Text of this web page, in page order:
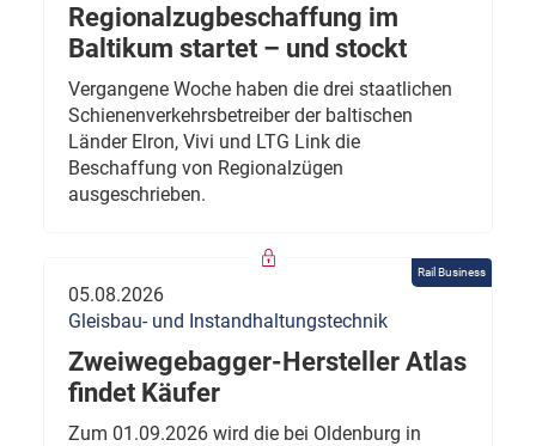
Regionalzugbeschaffung im
Baltikum startet – und stockt
Vergangene Woche haben die drei staatlichen
Schienenverkehrsbetreiber der baltischen
Länder Elron, Vivi und LTG Link die
Beschaffung von Regionalzügen
ausgeschrieben.
Rail Business
05.08.2026
Gleisbau- und Instandhaltungstechnik
Zweiwegebagger-Hersteller Atlas
findet Käufer
Zum 01.09.2026 wird die bei Oldenburg in